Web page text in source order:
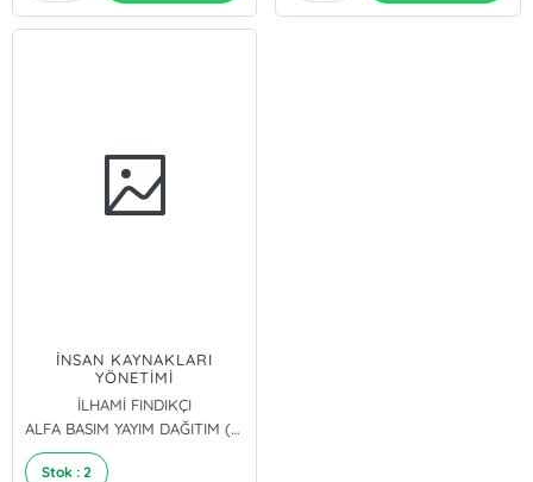
İNSAN KAYNAKLARI
YÖNETİMİ
İLHAMİ FINDIKÇI
ALFA BASIM YAYIM DAĞITIM (70061)
Stok : 2